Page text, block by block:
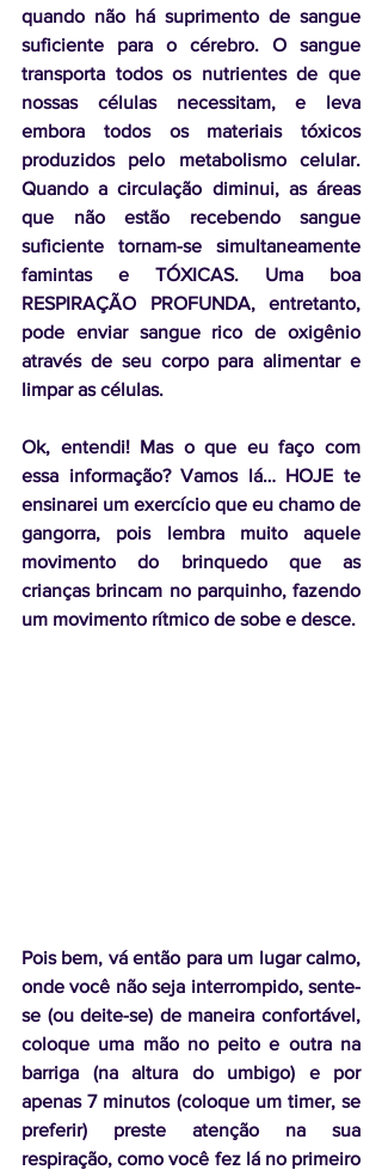
quando não há suprimento de sangue
suficiente para o cérebro. O sangue
transporta todos os nutrientes de que
nossas células necessitam, e leva
embora todos os materiais tóxicos
produzidos pelo metabolismo celular.
Quando a circulação diminui, as áreas
que não estão recebendo sangue
suficiente tornam-se simultaneamente
famintas e TÓXICAS. Uma boa
RESPIRAÇÃO PROFUNDA, entretanto,
pode enviar sangue rico de oxigênio
através de seu corpo para alimentar e
limpar as células.
Ok, entendi! Mas o que eu faço com
essa informação? Vamos lá… HOJE te
ensinarei um exercício que eu chamo de
gangorra, pois lembra muito aquele
movimento do brinquedo que as
crianças brincam no parquinho, fazendo
um movimento rítmico de sobe e desce.
Pois bem, vá então para um lugar calmo,
onde você não seja interrompido, sente-
se (ou deite-se) de maneira confortável,
coloque uma mão no peito e outra na
barriga (na altura do umbigo) e por
apenas 7 minutos (coloque um timer, se
preferir) preste atenção na sua
respiração, como você fez lá no primeiro